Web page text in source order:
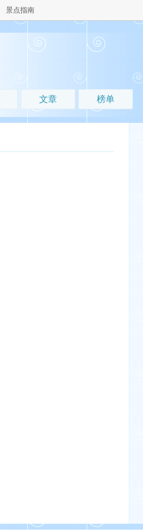
景点指南
文章 榜单